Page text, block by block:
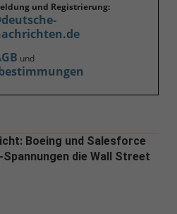
und Registrierung:
und
Boeing und Salesforce
die Wall Street